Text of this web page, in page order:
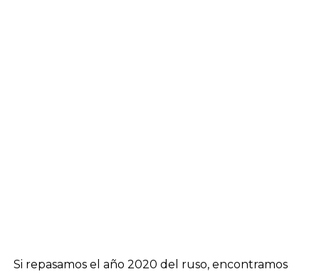
Si repasamos el año 2020 del ruso, encontramos